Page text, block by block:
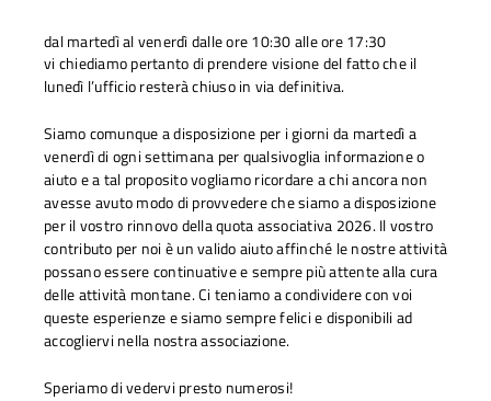
dal martedì al venerdì dalle ore 10:30 alle ore 17:30
vi chiediamo pertanto di prendere visione del fatto che il
lunedì l’ufficio resterà chiuso in via definitiva.
Siamo comunque a disposizione per i giorni da martedì a
venerdì di ogni settimana per qualsivoglia informazione o
aiuto e a tal proposito vogliamo ricordare a chi ancora non
avesse avuto modo di provvedere che siamo a disposizione
per il vostro rinnovo della quota associativa 2026.Il vostro
contributo per noi è un valido aiuto affinché le nostre attività
possano essere continuative e sempre più attente alla cura
delle attività montane.Ci teniamo a condividere con voi
queste esperienze e siamo sempre felici e disponibili ad
accogliervi nella nostra associazione.
Speriamo di vedervi presto numerosi!